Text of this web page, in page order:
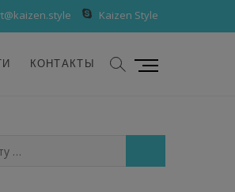
Kaizen Style
КОНТАКТЫ
К
по